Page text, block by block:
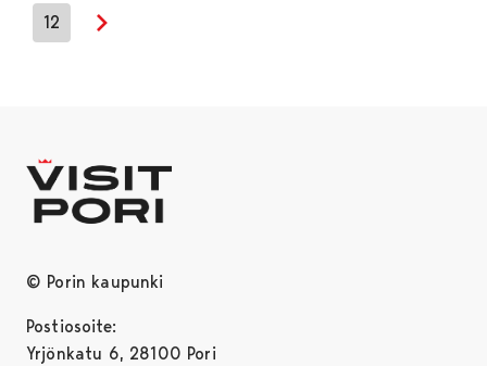
12
© Porin kaupunki
Postiosoite:
Yrjönkatu 6, 28100 Pori